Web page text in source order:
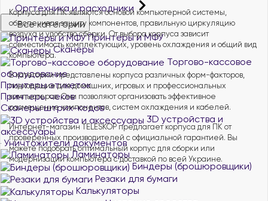
Оргтехника и расходники
Все категории
Принтеры и МФУ
Сканеры
Торгово-кассовое
оборудование
Принтеры этикеток
Принтеры чеков
Сканеры штрих-кодов
3D устройства и
аксессуары
Уничтожители документов
Ламинаторы
Биндеры (брошюровщики)
Резаки для бумаги
Калькуляторы
Корпуса для ПК являются основой компьютерной системы,
обеспечивая защиту компонентов, правильную циркуляцию
воздуха и удобство сборки. От выбора корпуса зависит
совместимость комплектующих, уровень охлаждения и общий вид
компьютера.
В категории представлены корпуса различных форм-факторов,
подходящие для домашних, игровых и профессиональных
компьютеров. Они позволяют организовать эффективное
размещение компонентов, систем охлаждения и кабелей.
Интернет-магазин TELESKOP предлагает корпуса для ПК от
проверенных производителей с официальной гарантией. Вы
можете подобрать оптимальный корпус для сборки или
модернизации компьютера с доставкой по всей Украине.